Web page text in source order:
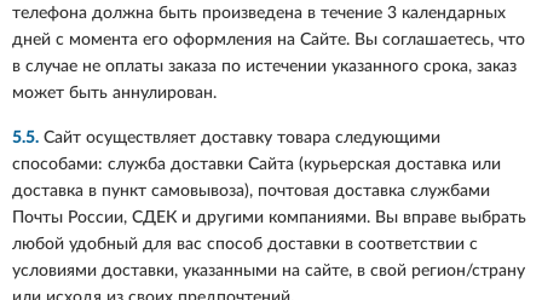
телефона должна быть произведена в течение 3 календарных
дней с момента его оформления на Сайте. Вы соглашаетесь, что
в случае не оплаты заказа по истечении указанного срока, заказ
может быть аннулирован.
5.5. Сайт осуществляет доставку товара следующими
способами: служба доставки Сайта (курьерская доставка или
доставка в пункт самовывоза), почтовая доставка службами
Почты России, СДЕК и другими компаниями. Вы вправе выбрать
любой удобный для вас способ доставки в соответствии с
условиями доставки, указанными на сайте, в свой регион/страну